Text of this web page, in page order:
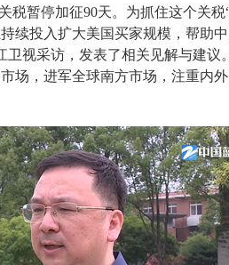
税暂停加征90天。为抓住这个关税
续投入扩大美国买家规模，帮助
卫视采访，发表了相关见解与建议
场，进军全球南方市场，注重内外